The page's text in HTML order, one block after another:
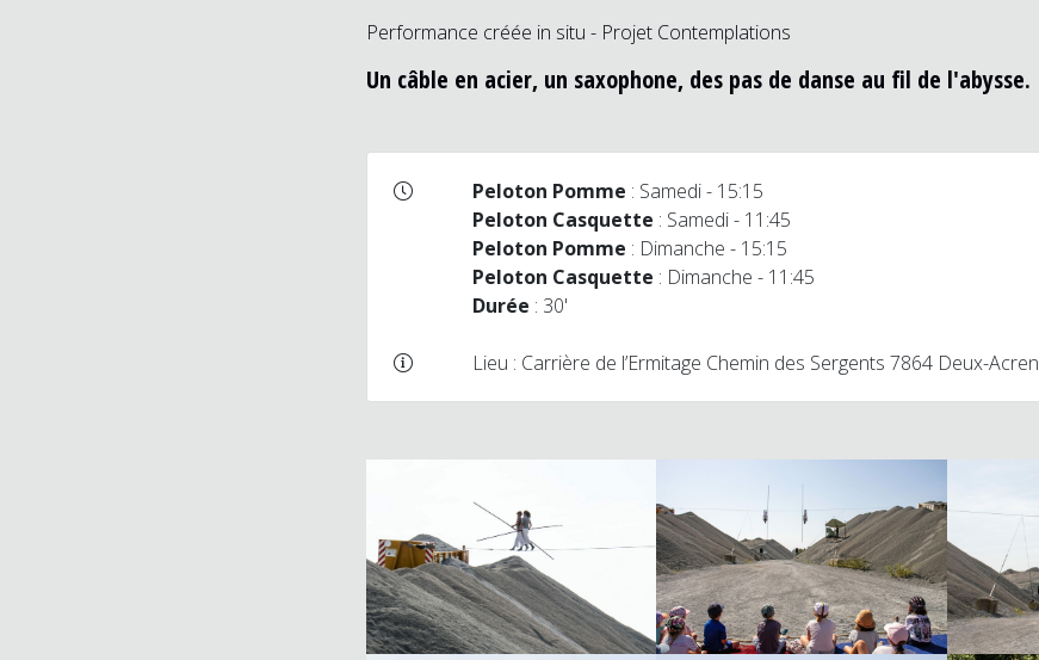
Performance créée in situ - Projet Contemplations
Un câble en acier, un saxophone, des pas de danse au fil de l'abysse.
Peloton Pomme : Samedi - 15:15
Peloton Casquette : Samedi - 11:45
Peloton Pomme : Dimanche - 15:15
Peloton Casquette : Dimanche - 11:45
Durée : 30'
Lieu : Carrière de l’Ermitage Chemin des Sergents 7864 Deux-Acren